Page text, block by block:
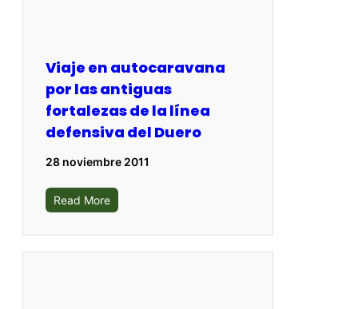
Viaje en autocaravana
por las antiguas
fortalezas de la línea
defensiva del Duero
28 noviembre 2011
Read More